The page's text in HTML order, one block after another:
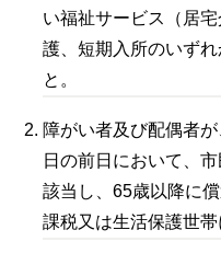
い福祉サービス（居
護、短期入所のいず
と。
障がい者及び配偶者
日の前日において、
該当し、65歳以降に
課税又は生活保護世帯